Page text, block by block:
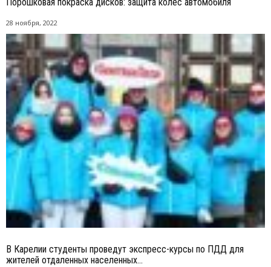
Порошковая покраска дисков: защита колес автомобиля
28 ноября, 2022
В Карелии студенты проведут экспресс-курсы по ПДД для
жителей отдаленных населенных...